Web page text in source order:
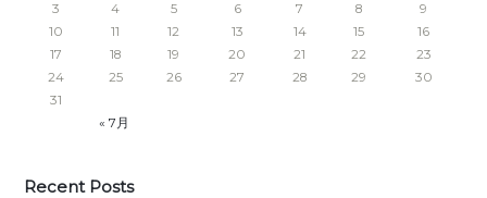
« 7月
3
4 5 6 7 8
9
10
11 12 13 14 15
16
17
18 19 20 21 22
23
24
25 26 27 28 29
30
31
Recent Posts